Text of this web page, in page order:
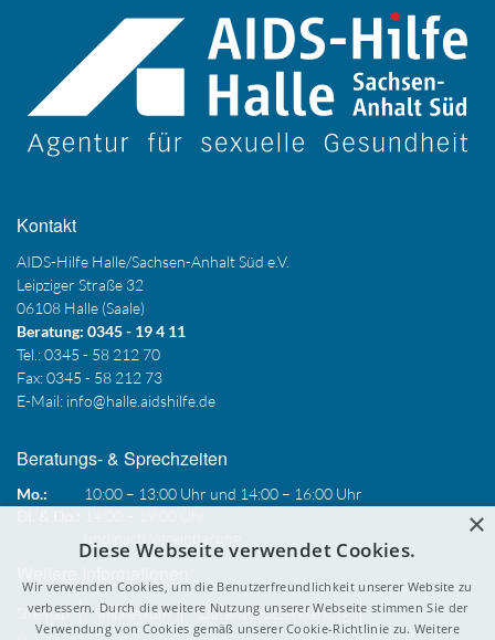
Kontakt
AIDS-Hilfe Halle/Sachsen-Anhalt Süd e.V.
Leipziger Straße 32
06108 Halle (Saale)
Beratung: 0345 - 19 4 11
Tel.: 0345 - 58 212 70
Fax: 0345 - 58 212 73
E-Mail: info@halle.aidshilfe.de
Beratungs- & Sprechzeiten
Mo.:
10:00 – 13:00 Uhr und 14:00 – 16:00 Uhr
Sitemap Impressum
Datenschutzerklärung
×
Diese Webseite verwendet Cookies.
Wir verwenden Cookies, um die Benutzerfreundlichkeit unserer Website zu
verbessern. Durch die weitere Nutzung unserer Webseite stimmen Sie der
Verwendung von Cookies gemäß unserer Cookie-Richtlinie zu. Weitere